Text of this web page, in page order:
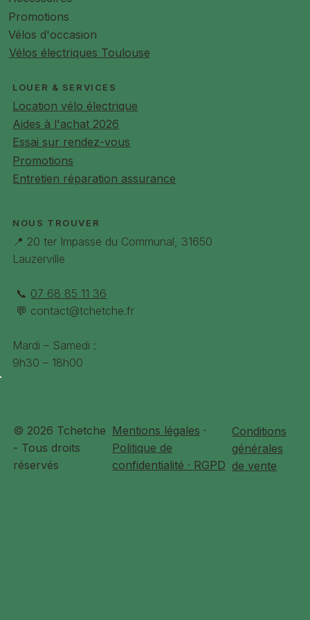
【Multi-fonctionnel& Détachable Très Facile】Non
seulement comme porte smartphone pour guidons,
mais aussi comme support téléphone bureau. Très
facile à retirer, il suffit de le tourner jusqu'à un
téléphone
【Installation Facile】Une installation pratique sans
outil facilite son installation sur n'importe quel
guidon de vélo.Si vous avez des questions, vous
pouvez toujours nous contacter et notre service
après-vente vous fournira une assistance
professionnelle
Promotions
Vélos d'occasion
Vélos électriques Toulouse
LOUER & SERVICES
Location vélo électrique
Aides à l'achat 2026
Essai sur rendez-vous
Promotions
Entretien réparation assurance
NOUS TROUVER
📍 20 ter Impasse du Communal, 31650
Lauzerville
📞 07 68 85 11 36
💬 contact@tchetche.fr
Mardi – Samedi :
9h30 – 18h00
© 2026 Tchetche
- Tous droits
réservés
Mentions légales ·
Politique de
confidentialité · RGPD
Conditions
générales
de vente